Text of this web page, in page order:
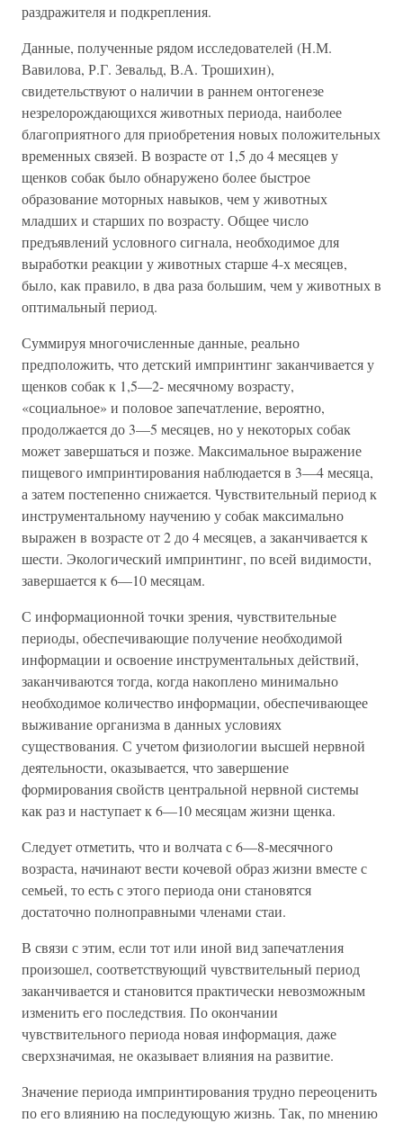
раздражителя и подкрепления.
Данные, полученные рядом исследователей (Н.М.
Вавилова, Р.Г. Зевальд, В.А. Трошихин),
свидетельствуют о наличии в раннем онтогенезе
незрелорождающихся животных периода, наиболее
благоприятного для приобретения новых положительных
временных связей. В возрасте от 1,5 до 4 месяцев у
щенков собак было обнаружено более быстрое
образование моторных навыков, чем у животных
младших и старших по возрасту. Общее число
предъявлений условного сигнала, необходимое для
выработки реакции у животных старше 4-х месяцев,
было, как правило, в два раза большим, чем у животных в
оптимальный период.
Суммируя многочисленные данные, реально
предположить, что детский импринтинг заканчивается у
щенков собак к 1,5—2- месячному возрасту,
«социальное» и половое запечатление, вероятно,
продолжается до 3—5 месяцев, но у некоторых собак
может завершаться и позже. Максимальное выражение
пищевого импринтирования наблюдается в 3—4 месяца,
а затем постепенно снижается. Чувствительный период к
инструментальному научению у собак максимально
выражен в возрасте от 2 до 4 месяцев, а заканчивается к
шести. Экологический импринтинг, по всей видимости,
завершается к 6—10 месяцам.
С информационной точки зрения, чувствительные
периоды, обеспечивающие получение необходимой
информации и освоение инструментальных действий,
заканчиваются тогда, когда накоплено минимально
необходимое количество информации, обеспечивающее
выживание организма в данных условиях
существования. С учетом физиологии высшей нервной
деятельности, оказывается, что завершение
формирования свойств центральной нервной системы
как раз и наступает к 6—10 месяцам жизни щенка.
Следует отметить, что и волчата с 6—8-месячного
возраста, начинают вести кочевой образ жизни вместе с
семьей, то есть с этого периода они становятся
достаточно полноправными членами стаи.
В связи с этим, если тот или иной вид запечатления
произошел, соответствующий чувствительный период
заканчивается и становится практически невозможным
изменить его последствия. По окончании
чувствительного периода новая информация, даже
сверхзначимая, не оказывает влияния на развитие.
Значение периода импринтирования трудно переоценить
по его влиянию на последующую жизнь. Так, по мнению